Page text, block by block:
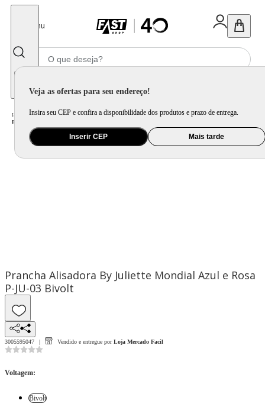
Menu
Veja as ofertas para seu endereço!
Insira seu CEP e confira a disponibilidade dos produtos e prazo de entrega.
Inserir CEP Mais tarde
Home Saúde e Beleza / Cuidado Pessoal / Chapinha e Prancha /
Prancha Alisadora By Juliette Mondial Azul e Rosa P-JU-03
Prancha Alisadora By Juliette Mondial Azul e Rosa
P-JU-03 Bivolt
3005595047 Vendido e entregue por Loja Mercado Facil
Voltagem:
Bivolt